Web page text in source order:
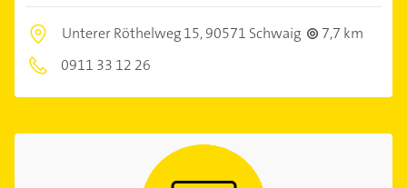
Unterer Röthelweg 15,90571 Schwaig
7,7 km
0911 33 12 26